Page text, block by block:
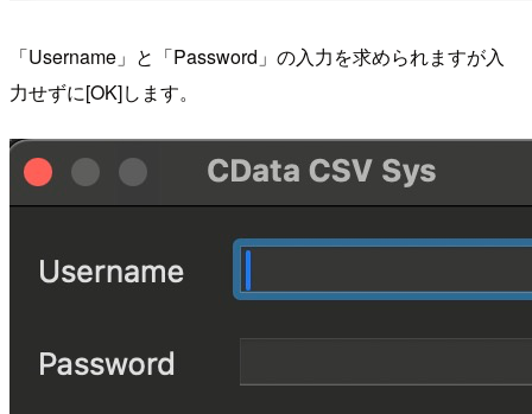
「Username」と「Password」の入力を求められますが入
力せずに[OK]します。